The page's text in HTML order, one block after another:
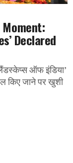
Declared
लैंडस्केप्स ऑफ इंडिया’
किए जाने पर खुशी